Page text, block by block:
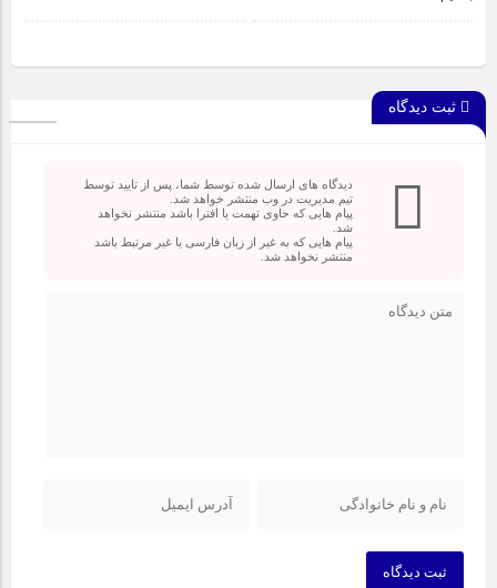
ثبت دیدگاه
دیدگاه های ارسال شده توسط شما، پس از تایید توسط
تیم مدیریت در وب منتشر خواهد شد.
پیام هایی که حاوی تهمت یا افترا باشد منتشر نخواهد
شد.
پیام هایی که به غیر از زبان فارسی یا غیر مرتبط باشد
منتشر نخواهد شد.
ثبت دیدگاه